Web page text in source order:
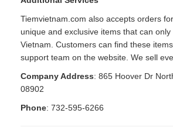
Tiemvietnam.com also accepts orders
unique and exclusive items that can only
Vietnam. Customers can find these
support team on the website. We sell
Company Address: 865 Hoover Dr
08902
Phone: 732-595-6266